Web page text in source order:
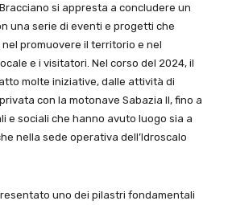
si appresta a concludere un
una serie di eventi e progetti che
promuovere il territorio e nel
e i visitatori. Nel corso del 2024, il
molte iniziative, dalle attività di
con la motonave Sabazia II, fino a
e sociali che hanno avuto luogo sia a
nella sede operativa dell’Idroscalo
uno dei pilastri fondamentali